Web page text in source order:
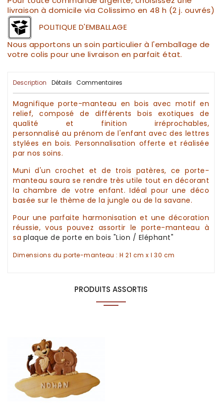
livraison à domicile via Colissimo en 48 h (2 j. ouvrés)
POLITIQUE D'EMBALLAGE
Nous apportons un soin particulier à l'emballage de
votre colis pour une livraison en parfait état.
Description Détails Commentaires
Magnifique porte-manteau en bois avec motif en
relief, composé de différentsbois exotiques de
qualité et finition irréprochables,
personnalisé au prénom de l'enfant avec des lettres
stylées enbois. Personnalisation offerte et réalisée
par nos soins.
Muni d'un crochet et de trois patères, ce porte-
manteau saura se rendre très utile tout en décorant
la chambre de votre enfant. Idéal pour une déco
basée sur le thème de la jungle ou de la savane.
Pour une parfaite harmonisation et une décoration
réussie, vous pouvez assortir le porte-manteau à
sa plaque de porte en bois "Lion / Eléphant"
Dimensions du porte-manteau : H 21 cm x l 30 cm
PRODUITS ASSORTIS